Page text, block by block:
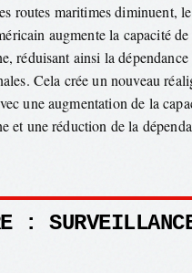
routes maritimes diminuent, le
augmente la capacité de
réduisant ainsi la dépendance
Cela crée un nouveau
une augmentation de la
et une réduction de la
: